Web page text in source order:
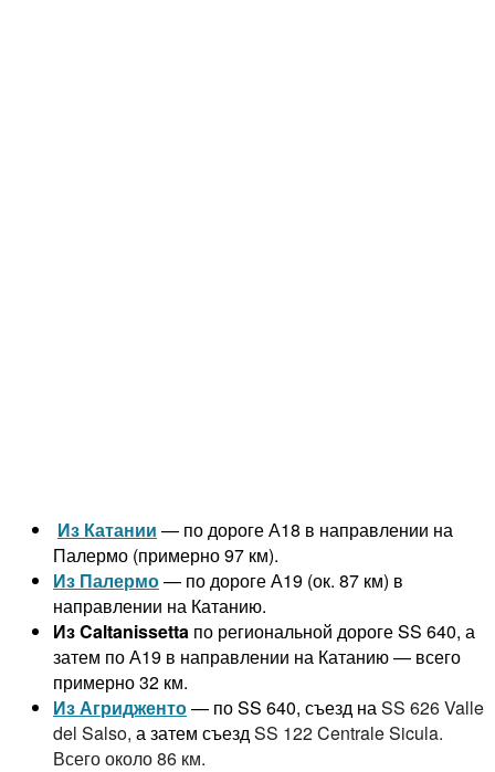
Из Катании — по дороге А18 в направлении на
Палермо (примерно 97 км).
Из Палермо— по дороге А19 (ок. 87 км) в
направлении на Катанию.
Из Caltanissetta по региональной дороге SS 640, а
затем по А19 в направлении на Катанию — всего
примерно 32 км.
Из Агридженто— по SS 640, съезд наSS 626 Valle
del Salso, а затем съездSS 122 Centrale Sicula.
Всего около 86 км.